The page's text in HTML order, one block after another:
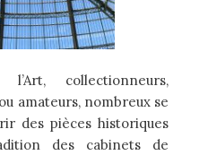
collectionneurs,
amateurs, nombreux se
des pièces historiques
des cabinets de